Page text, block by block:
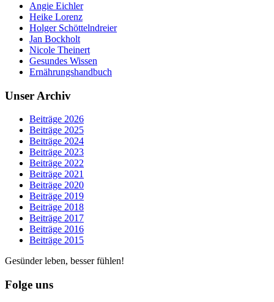
Angie Eichler
Heike Lorenz
Holger Schöttelndreier
Jan Bockholt
Nicole Theinert
Gesundes Wissen
Ernährungshandbuch
Unser Archiv
Beiträge 2026
Beiträge 2025
Beiträge 2024
Beiträge 2023
Beiträge 2022
Beiträge 2021
Beiträge 2020
Beiträge 2019
Beiträge 2018
Beiträge 2017
Beiträge 2016
Beiträge 2015
Gesünder leben, besser fühlen!
Folge uns